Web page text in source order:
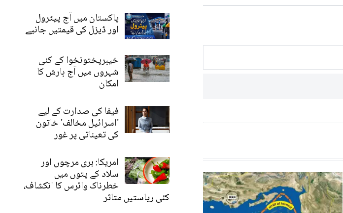
پاکستان میں آج پیٹرول
اور ڈیزل کی قیمتیں جانیے
خیبرپختونخوا کے کئی
شہروں میں آج بارش کا
امکان
فیفا کی صدارت کے لیے
'اسرائیل مخالف' خاتون
کی تعیناتی پر غور
امریکا: ہری مرچوں اور
سلاد کے پتوں میں
خطرناک وائرس کا انکشاف،
کئی ریاستیں متاثر